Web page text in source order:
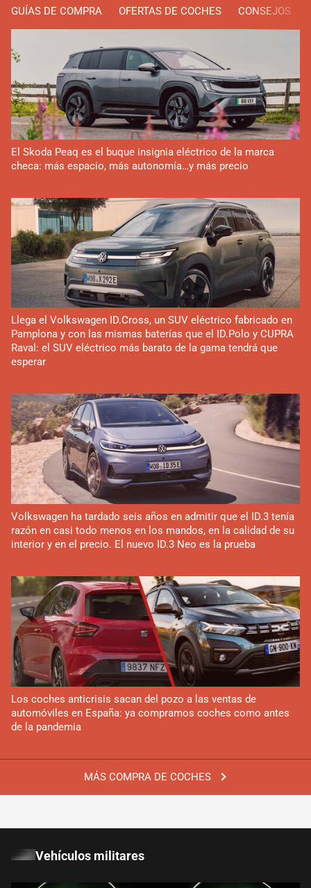
GUÍAS DE COMPRA OFERTAS DE COCHES CONSEJOS
MÁS COMPRA DE COCHES
El Skoda Peaq es el buque insignia eléctrico de la marca
checa: más espacio, más autonomía…y más precio
Llega el Volkswagen ID.Cross, un SUV eléctrico fabricado en
Pamplona y con las mismas baterías que el ID.Polo y CUPRA
Raval: el SUV eléctrico más barato de la gama tendrá que
esperar
Volkswagen ha tardado seis años en admitir que el ID.3 tenía
razón en casi todo menos en los mandos, en la calidad de su
interior y en el precio. El nuevo ID.3 Neo es la prueba
Los coches anticrisis sacan del pozo a las ventas de
automóviles en España: ya compramos coches como antes
de la pandemia
Vehículos militares